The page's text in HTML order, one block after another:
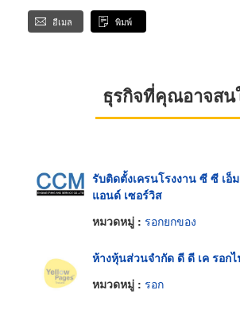
อีเมล พิมพ์
ธุรกิจที่คุณอาจสน
รับติดตั้งเครนโรงงาน ซี ซี เอ็
แอนด์ เซอร์วิส
หมวดหมู่ : รอกยกของ
ห้างหุ้นส่วนจำกัด ดี ดี เค รอก
หมวดหมู่ : รอก